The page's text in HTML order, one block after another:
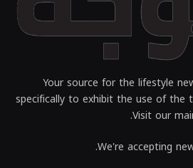
Your source for the lifestyle
specifically to exhibit the use of the
Visit our
We're accepting